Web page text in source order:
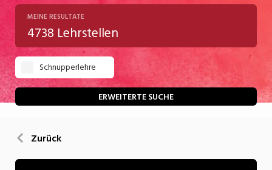
2028
Chemie/Pharma
Gastgewerbe
Gesundheit/Pflege/Soziales
Handwerk/Technik
Kultur
MEINE RESULTATE
4738 Lehrstellen
Schnupperlehre
ERWEITERTE SUCHE
Zurück